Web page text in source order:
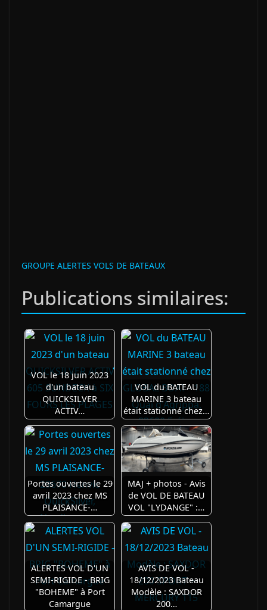
GROUPE ALERTES VOLS DE BATEAUX
Publications similaires:
VOL le 18 juin 2023
d'un bateau
QUICKSILVER
ACTIV…
VOL du BATEAU
MARINE 3 bateau
était stationné chez…
Portes ouvertes le 29
avril 2023 chez MS
PLAISANCE-…
MAJ + photos - Avis
de VOL DE BATEAU
VOL "LYDANGE" :…
ALERTES VOL D'UN
SEMI-RIGIDE - BRIG
"BOHEME" à Port
Camargue
AVIS DE VOL -
18/12/2023 Bateau
Modèle : SAXDOR
200…